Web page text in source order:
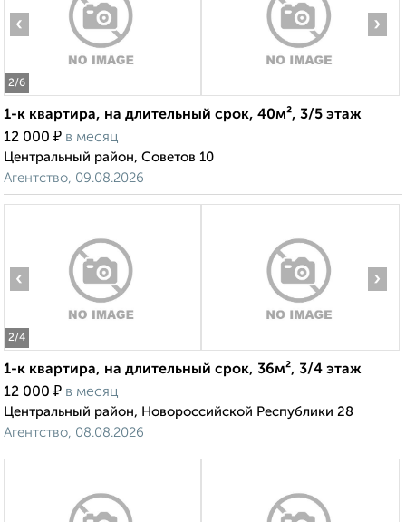
2/6
‹ ›
1-к квартира, на длительный срок, 40м², 3/5 этаж
12 000 ₽ в месяц
Центральный район, Советов 10
Агентство, 09.08.2026
2/4
‹ ›
1-к квартира, на длительный срок, 36м², 3/4 этаж
12 000 ₽ в месяц
Центральный район, Новороссийской Республики 28
Агентство, 08.08.2026